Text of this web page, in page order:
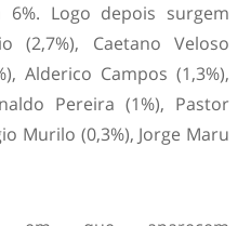
Logo depois surgem
(2,7%), Caetano Veloso
Alderico Campos (1,3%),
Pereira (1%), Pastor
Murilo (0,3%), Jorge Maru